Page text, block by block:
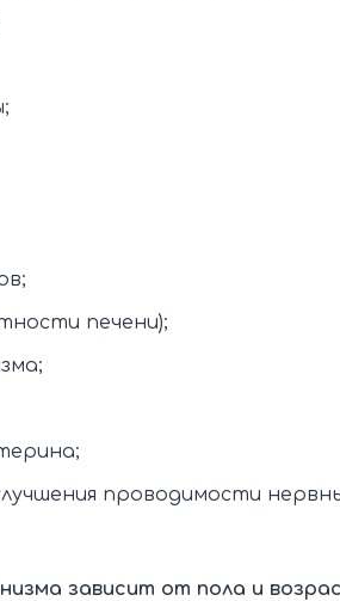
печени);
проводимости
зависит от пола и